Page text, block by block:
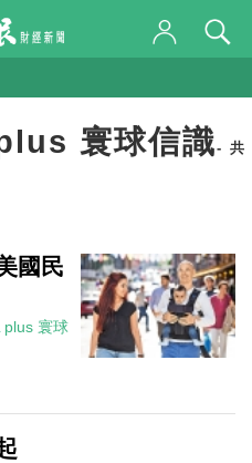
寰球信識- 共
國民
plus 寰球